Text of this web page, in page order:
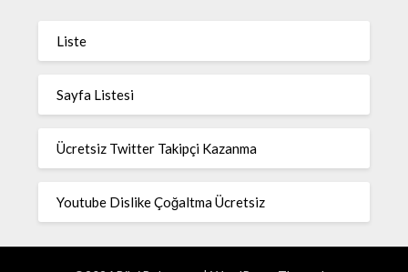
Liste
Sayfa Listesi
Ücretsiz Twitter Takipçi Kazanma
Youtube Dislike Çoğaltma Ücretsiz